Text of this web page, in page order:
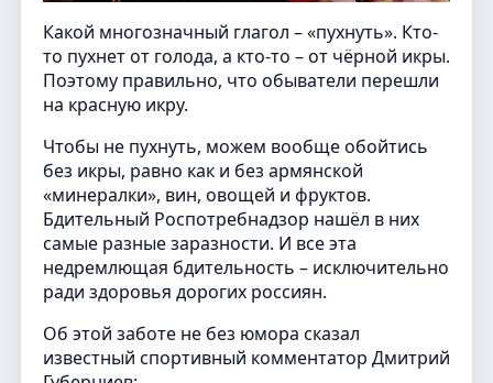
Какой многозначный глагол – «пухнуть». Кто-
то пухнет от голода, а кто-то – от чёрной икры.
Поэтому правильно, что обыватели перешли
на красную икру.
Чтобы не пухнуть, можем вообще обойтись
без икры, равно как и без армянской
«минералки», вин, овощей и фруктов.
Бдительный Роспотребнадзор нашёл в них
самые разные заразности. И все эта
недремлющая бдительность – исключительно
ради здоровья дорогих россиян.
Об этой заботе не без юмора сказал
известный спортивный комментатор Дмитрий